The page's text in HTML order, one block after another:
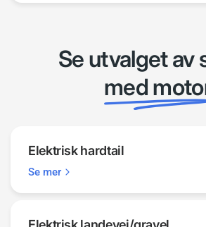
Se utvalget av
med
Elektrisk hardtail
Se mer